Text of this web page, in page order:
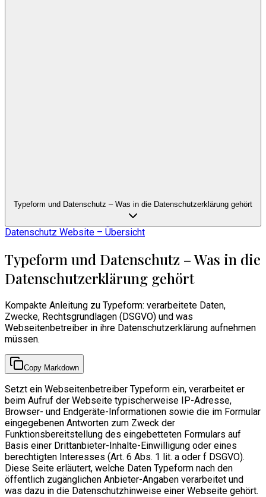
Typeform und Datenschutz – Was in die Datenschutzerklärung gehört
Datenschutz Website – Übersicht
Typeform und Datenschutz – Was in die
Datenschutzerklärung gehört
Kompakte Anleitung zu Typeform: verarbeitete Daten,
Zwecke, Rechtsgrundlagen (DSGVO) und was
Webseitenbetreiber in ihre Datenschutzerklärung aufnehmen
müssen.
Copy Markdown
Setzt ein Webseitenbetreiber Typeform ein, verarbeitet er
beim Aufruf der Webseite typischerweise IP-Adresse,
Browser- und Endgeräte-Informationen sowie die im Formular
eingegebenen Antworten zum Zweck der
Funktionsbereitstellung des eingebetteten Formulars auf
Basis einer Drittanbieter-Inhalte-Einwilligung oder eines
berechtigten Interesses (Art. 6 Abs. 1 lit. a oder f DSGVO).
Diese Seite erläutert, welche Daten Typeform nach den
öffentlich zugänglichen Anbieter-Angaben verarbeitet und
was dazu in die Datenschutzhinweise einer Webseite gehört.